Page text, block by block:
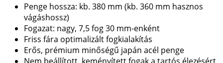
Penge hossza: kb. 380 mm (kb. 360 mm hasznos
vágáshossz)
Fogazat: nagy, 7,5 fog 30 mm-enként
Friss fára optimalizált fogkialakítás
Erős, prémium minőségű japán acél penge
Nem beállított, keményített fogak a tartós élezésért